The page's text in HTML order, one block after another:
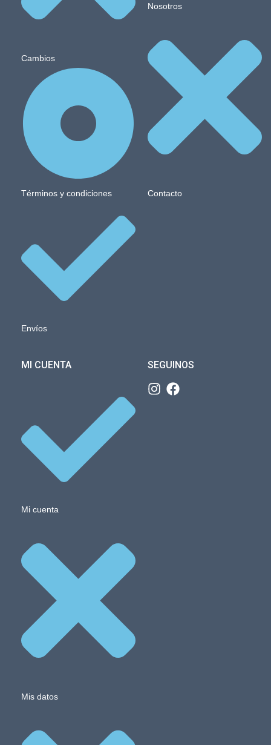
Cambios
Términos y condiciones
Envíos
Nosotros
Contacto
MI CUENTA
Mi cuenta
Mis datos
SEGUINOS